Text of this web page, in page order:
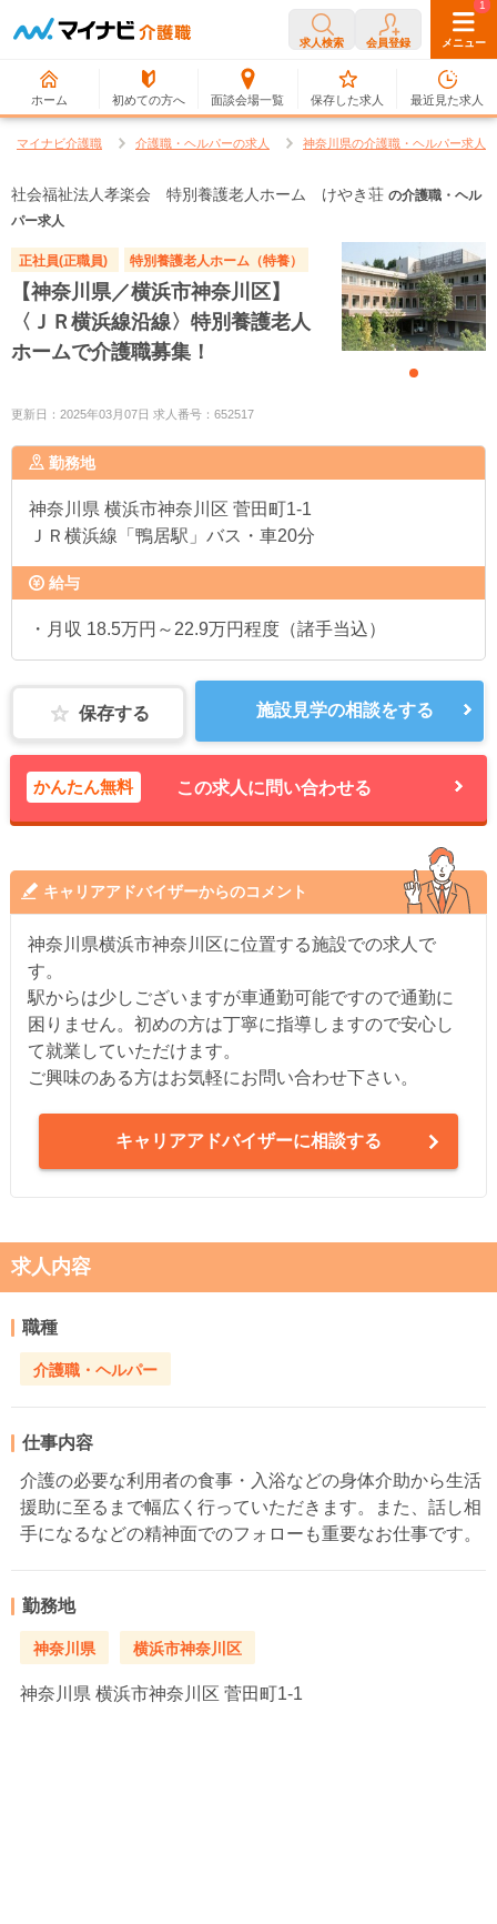
求人検索 会員登録 メニュー
ホーム 初めての方へ 面談会場一覧
0
保存した求人
1
最近見た求人
マイナビ介護職 介護職・ヘルパーの求人 神奈川県の介護職・ヘルパー求人
社会福祉法人孝楽会 特別養護老人ホーム けやき荘 の介護職・ヘル
パー求人
正社員(正職員) 特別養護老人ホーム（特養）
【神奈川県／横浜市神奈川区】
〈ＪＲ横浜線沿線〉特別養護老人
ホームで介護職募集！
更新日：2025年03月07日 求人番号：652517
勤務地
神奈川県 横浜市神奈川区 菅田町1-1
ＪＲ横浜線「鴨居駅」バス・車20分
給与
・月収 18.5万円～22.9万円程度（諸手当込）
保存する 施設見学の相談をする
かんたん無料 この求人に問い合わせる
キャリアアドバイザーからのコメント
神奈川県横浜市神奈川区に位置する施設での求人で
す。
駅からは少しございますが車通勤可能ですので通勤に
困りません。初めの方は丁寧に指導しますので安心し
て就業していただけます。
ご興味のある方はお気軽にお問い合わせ下さい。
キャリアアドバイザーに相談する
求人内容
職種
介護職・ヘルパー
仕事内容
介護の必要な利用者の食事・入浴などの身体介助から生活
援助に至るまで幅広く行っていただきます。また、話し相
手になるなどの精神面でのフォローも重要なお仕事です。
勤務地
神奈川県 横浜市神奈川区
神奈川県 横浜市神奈川区 菅田町1-1